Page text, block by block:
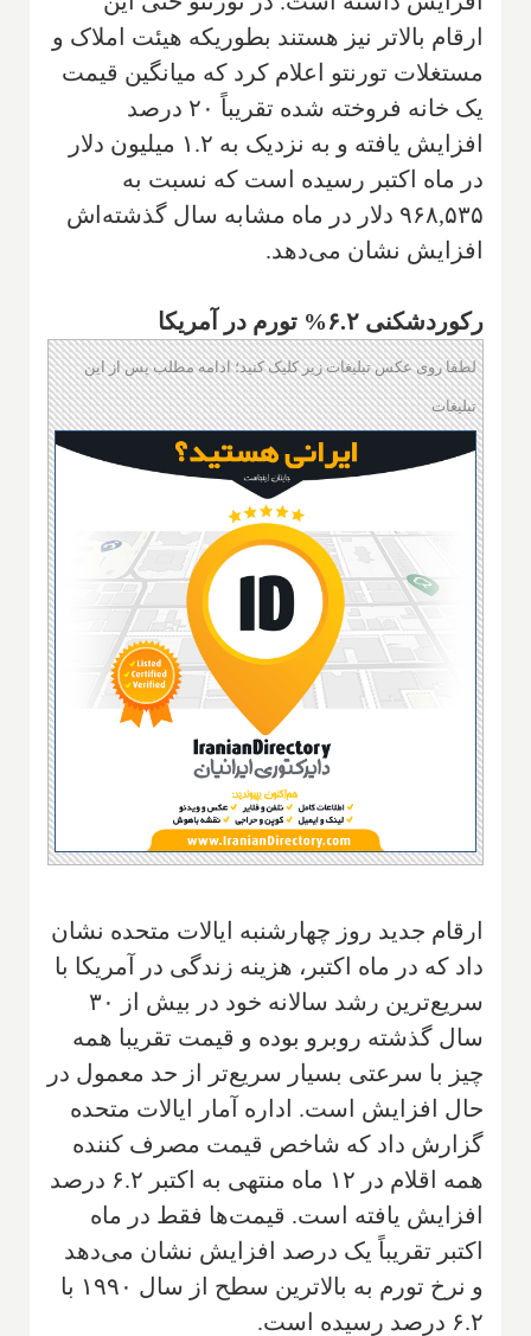
ارقام بالاتر نیز هستند بطوریکه هیئت املاک و
مستغلات تورنتو اعلام کرد که میانگین قیمت
یک خانه فروخته شده تقریباً ۲۰ درصد
افزایش یافته و به نزدیک به ۱.۲ میلیون دلار
در ماه اکتبر رسیده است که نسبت به
۹۶۸,۵۳۵ دلار در ماه مشابه سال گذشته‌اش
افزایش نشان می‌دهد.
رکوردشکنی ۶.۲% تورم در آمریکا
لطفا روی عکس تبلیغات زیر کلیک کنید؛ ادامه مطلب پس از این
تبلیغات
ارقام جدید روز چهارشنبه ایالات متحده نشان
داد که در ماه اکتبر، هزینه زندگی در آمریکا با
سریع‌ترین رشد سالانه خود در بیش از ۳۰
سال گذشته روبرو بوده و قیمت تقریبا همه
چیز با سرعتی بسیار سریع‌تر از حد معمول در
حال افزایش است. اداره آمار ایالات متحده
گزارش داد که شاخص قیمت مصرف کننده
همه اقلام در ۱۲ ماه منتهی به اکتبر ۶.۲ درصد
افزایش یافته است. قیمت‌ها فقط در ماه
اکتبر تقریباً یک درصد افزایش نشان می‌دهد
و نرخ تورم به بالاترین سطح از سال ۱۹۹۰ با
۶.۲ درصد رسیده است.